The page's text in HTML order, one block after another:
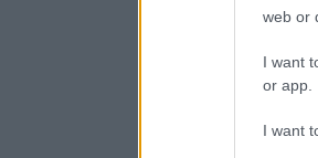
web or
I want
or app.
I want